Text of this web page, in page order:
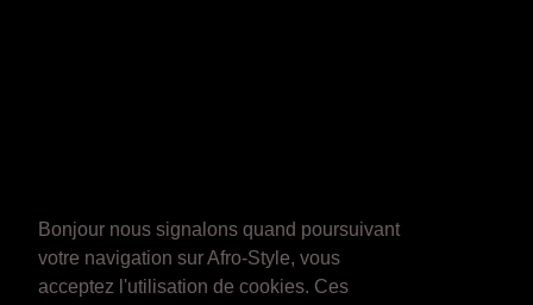
Bonjour nous signalons quand poursuivant
votre navigation sur Afro-Style, vous
acceptez l'utilisation de cookies. Ces